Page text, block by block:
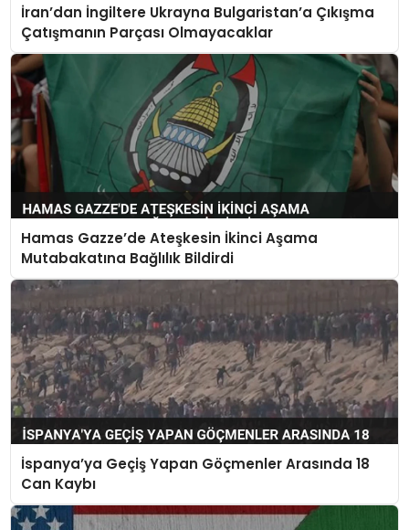
İran’dan İngiltere Ukrayna Bulgaristan’a Çıkışma
Çatışmanın Parçası Olmayacaklar
Hamas Gazze’de Ateşkesin İkinci Aşama
Mutabakatına Bağlılık Bildirdi
İspanya’ya Geçiş Yapan Göçmenler Arasında 18
Can Kaybı